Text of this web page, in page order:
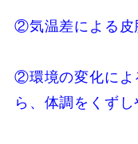
②気温差による皮
②環境の変化によ
ら、体調をくず